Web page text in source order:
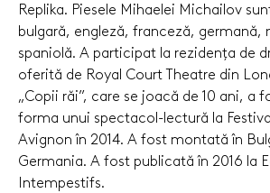
Replika. Piesele Mihaelei Michailov
bulgară, engleză, franceză, germană,
spaniolă. A participat la rezidența de
oferită de Royal Court Theatre din
„Copii răi”, care se joacă de 10 ani, a
forma unui spectacol-lectură la
Avignon în 2014. A fost montată în
Germania. A fost publicată în 2016 la
Intempestifs.